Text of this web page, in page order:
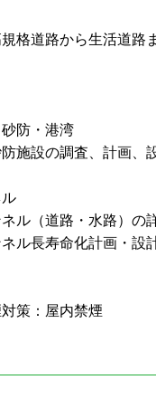
格道路から生活道
防・港湾
防施設の調査、計画
ル（道路・水路）の
ル長寿命化計画・設
策：屋内禁煙